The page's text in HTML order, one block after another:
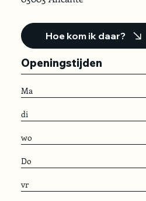
Openingstijden
Ma
di
wo
Do
vr
Hoe kom ik daar?